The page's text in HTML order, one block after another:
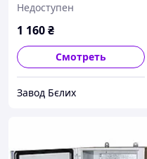
Недоступен
1 160₴
Смотреть
Завод Бєлих